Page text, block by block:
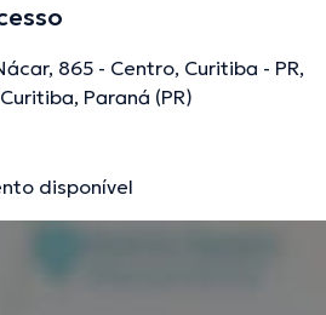
865 - Centro, Curitiba - PR,
Paraná (PR)
disponível